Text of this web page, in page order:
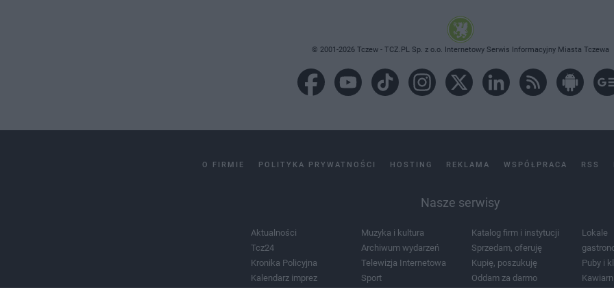
© 2001-2026 Tczew - TCZ.PL Sp. z o.o. Internetowy Serwis Informacyjny Miasta Tczewa
O FIRMIE POLITYKA PRYWATNOŚCI HOSTING REKLAMA WSPÓŁPRACA RSS
Nasze serwisy
Aktualności
Tcz24
Kronika Policyjna
Kalendarz imprez
Muzyka i kultura
Archiwum wydarzeń
Telewizja Internetowa
Sport
Katalog firm i instytucji
Sprzedam, oferuję
Kupię, poszukuję
Oddam za darmo
Lokale
Puby i